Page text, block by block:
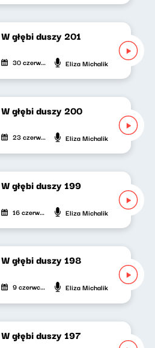
W głębi duszy 201
30 czerwca 2024 Eliza Michalik
W głębi duszy 200
23 czerwca 2024 Eliza Michalik
W głębi duszy 199
16 czerwca 2024 Eliza Michalik
W głębi duszy 198
9 czerwca 2024 Eliza Michalik
W głębi duszy 197